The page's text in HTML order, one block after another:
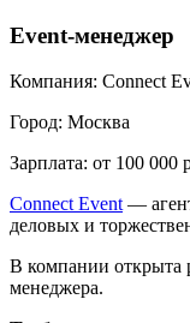
Event-менеджер
Компания: Connect
Город: Москва
Зарплата: от 100 000
Connect Event—
деловых и
В компании открыта
менеджера.